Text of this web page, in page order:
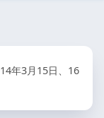
年3月15日、16